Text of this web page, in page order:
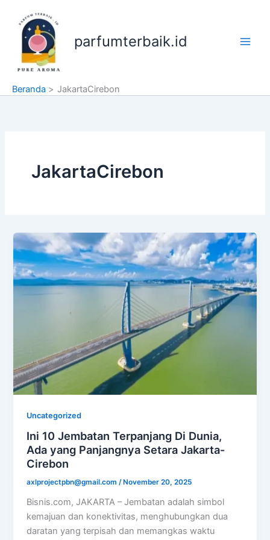
konten
parfumterbaik.id
Beranda JakartaCirebon
JakartaCirebon
Uncategorized
Ini 10 Jembatan Terpanjang Di Dunia,
Ada yang Panjangnya Setara Jakarta-
Cirebon
axlprojectpbn@gmail.com/ November 20, 2025
Bisnis.com, JAKARTA – Jembatan adalah simbol
kemajuan dan konektivitas, menghubungkan dua
daratan yang terpisah dan memangkas waktu